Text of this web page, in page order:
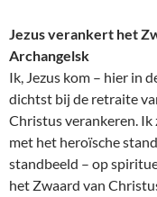
Jezus verankert het
Archangelsk
Ik, Jezus kom – hier in
dichtst bij de retraite
Christus verankeren.
met het heroïsche
standbeeld – op
het Zwaard van